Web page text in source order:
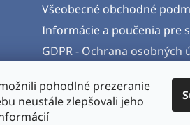
pohodlné prezeranie
neustále zlepšovali jeho
Všeobecné obchodné
Informácie a poučenia pre
GDPR - Ochrana osobných
Postup pri vytknutí vady
Napíšte nám